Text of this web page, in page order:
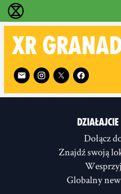
Extinction Rebellion - Home
XR
Follow XR Granada on
Dołącz
Znajdź swoją
Globalny